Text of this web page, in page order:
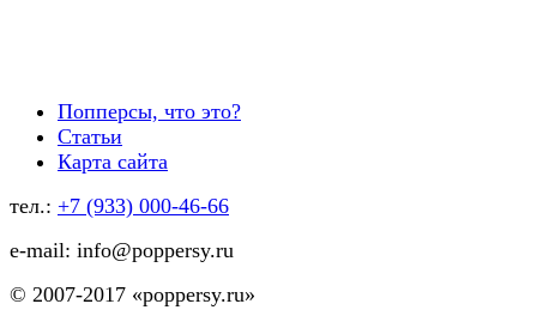
Попперсы, что это?
Статьи
Карта сайта
тел.: +7 (933) 000-46-66
e-mail: info@poppersy.ru
© 2007-2017 «poppersy.ru»